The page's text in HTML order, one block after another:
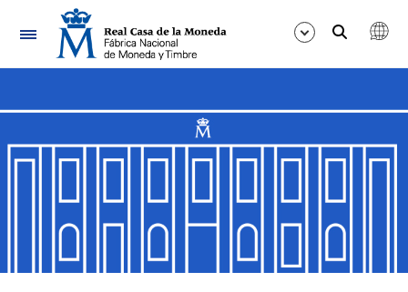
Navegación
Mostrar/Ocultar
Mostrar/Ocultar
Mostrar/Ocultar